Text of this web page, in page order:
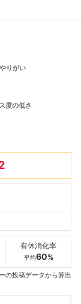
--万
有休消化率
平均60%
の投稿データから算出